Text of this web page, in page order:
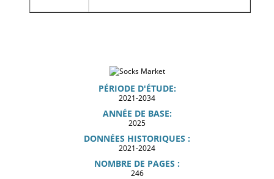
PÉRIODE D'ÉTUDE:
2021-2034
ANNÉE DE BASE:
2025
DONNÉES HISTORIQUES :
2021-2024
NOMBRE DE PAGES :
246